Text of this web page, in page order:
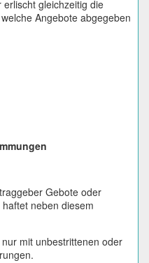
gleichzeitig die
Angebote abgegeben
Gebote oder
neben diesem
mit unbestrittenen oder